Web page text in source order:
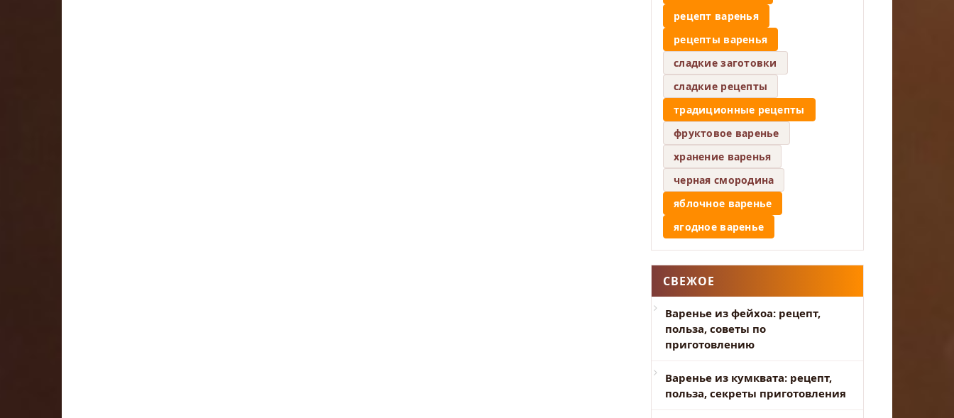
рецепт варенья
рецепты варенья
сладкие заготовки
сладкие рецепты
традиционные рецепты
фруктовое варенье
хранение варенья
черная смородина
яблочное варенье
ягодное варенье
СВЕЖОЕ
Варенье из фейхоа: рецепт,
польза, советы по
приготовлению
Варенье из кумквата: рецепт,
польза, секреты приготовления